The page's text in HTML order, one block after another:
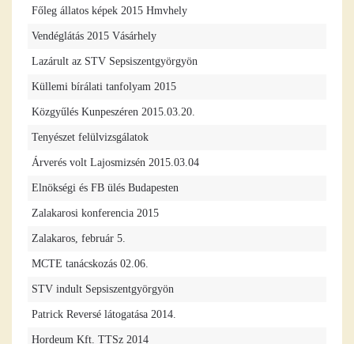
Főleg állatos képek 2015 Hmvhely
Vendéglátás 2015 Vásárhely
Lazárult az STV Sepsiszentgyörgyön
Küllemi bírálati tanfolyam 2015
Közgyűlés Kunpeszéren 2015.03.20.
Tenyészet felülvizsgálatok
Árverés volt Lajosmizsén 2015.03.04
Elnökségi és FB ülés Budapesten
Zalakarosi konferencia 2015
Zalakaros, február 5.
MCTE tanácskozás 02.06.
STV indult Sepsiszentgyörgyön
Patrick Reversé látogatása 2014.
Hordeum Kft. TTSz 2014